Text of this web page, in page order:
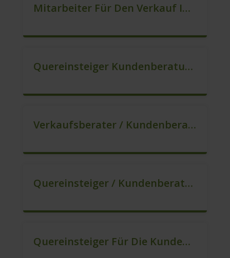
Mitarbeiter Für Den Verkauf In VZ/TZ (m/w/d)
Quereinsteiger Kundenberatung (Außendienst) (m/w/d)
Verkaufsberater / Kundenberater, Auch Ohne Ausbildung Möglich (m/w/d)
Quereinsteiger / Kundenberatung (B2C) (m/w/d)
Quereinsteiger Für Die Kundenberatung (m/w/d)